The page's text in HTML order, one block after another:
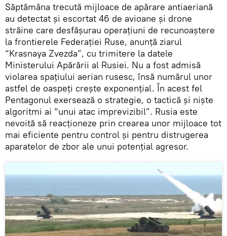
Săptămâna trecută mijloace de apărare antiaeriană
au detectat și escortat 46 de avioane și drone
străine care desfășurau operațiuni de recunoaștere
la frontierele Federației Ruse, anunță ziarul
“Krasnaya Zvezda”, cu trimitere la datele
Ministerului Apărării al Rusiei. Nu a fost admisă
violarea spațiului aerian rusesc, însă numărul unor
astfel de oaspeți crește exponențial. În acest fel
Pentagonul exersează o strategie, o tactică și niște
algoritmi ai “unui atac imprevizibil”. Rusia este
nevoită să reacționeze prin crearea unor mijloace tot
mai eficiente pentru control și pentru distrugerea
aparatelor de zbor ale unui potențial agresor.